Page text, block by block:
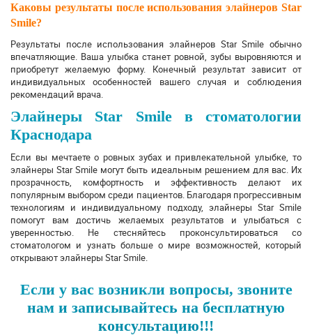
Каковы результаты после использования элайнеров Star
Smile?
Результаты после использования элайнеров Star Smile обычно
впечатляющие. Ваша улыбка станет ровной, зубы выровняются и
приобретут желаемую форму. Конечный результат зависит от
индивидуальных особенностей вашего случая и соблюдения
рекомендаций врача.
Элайнеры Star Smile в стоматологии
Краснодара
Если вы мечтаете о ровных зубах и привлекательной улыбке, то
элайнеры Star Smile могут быть идеальным решением для вас. Их
прозрачность, комфортность и эффективность делают их
популярным выбором среди пациентов. Благодаря прогрессивным
технологиям и индивидуальному подходу, элайнеры Star Smile
помогут вам достичь желаемых результатов и улыбаться с
уверенностью. Не стесняйтесь проконсультироваться со
стоматологом и узнать больше о мире возможностей, который
открывают элайнеры Star Smile.
Если у вас возникли вопросы, звоните
нам и записывайтесь на бесплатную
консультацию!!!